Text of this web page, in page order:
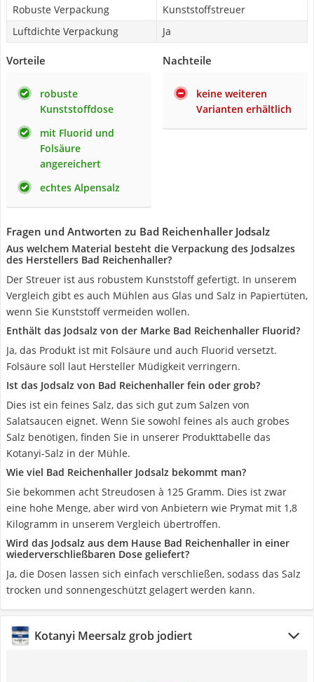
Robuste Verpackung
Kunststoffstreuer
Luftdichte Verpackung
Ja
Vorteile
robuste
Kunststoffdose
mit Fluorid und
Folsäure
angereichert
echtes Alpensalz
Nachteile
keine weiteren
Varianten erhältlich
Fragen und Antworten zu Bad Reichenhaller Jodsalz
Aus welchem Material besteht die Verpackung des Jodsalzes
des Herstellers Bad Reichenhaller?
Der Streuer ist aus robustem Kunststoff gefertigt. In unserem
Vergleich gibt es auch Mühlen aus Glas und Salz in Papiertüten,
wenn Sie Kunststoff vermeiden wollen.
Enthält das Jodsalz von der Marke Bad Reichenhaller Fluorid?
Ja, das Produkt ist mit Folsäure und auch Fluorid versetzt.
Folsäure soll laut Hersteller Müdigkeit verringern.
Ist das Jodsalz von Bad Reichenhaller fein oder grob?
Dies ist ein feines Salz, das sich gut zum Salzen von
Salatsaucen eignet. Wenn Sie sowohl feines als auch grobes
Salz benötigen, finden Sie in unserer Produkttabelle das
Kotanyi-Salz in der Mühle.
Wie viel Bad Reichenhaller Jodsalz bekommt man?
Sie bekommen acht Streudosen à 125 Gramm. Dies ist zwar
eine hohe Menge, aber wird von Anbietern wie Prymat mit 1,8
Kilogramm in unserem Vergleich übertroffen.
Wird das Jodsalz aus dem Hause Bad Reichenhaller in einer
wiederverschließbaren Dose geliefert?
Ja, die Dosen lassen sich einfach verschließen, sodass das Salz
trocken und sonnengeschützt gelagert werden kann.
Kotanyi Meersalz grob jodiert